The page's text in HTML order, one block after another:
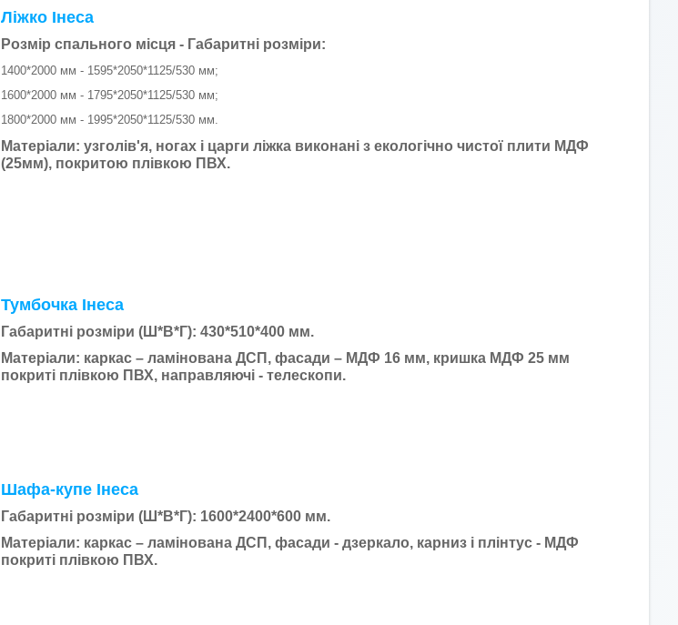
Ліжко Інеса
Розмір спального місця - Габаритні розміри:
1400*2000 мм - 1595*2050*1125/530 мм;
1600*2000 мм - 1795*2050*1125/530 мм;
1800*2000 мм - 1995*2050*1125/530 мм.
Матеріали: узголів'я, ногах і царги ліжка виконані з екологічно чистої плити МДФ
(25мм), покритою плівкою ПВХ.
Тумбочка Інеса
Габаритні розміри (Ш*В*Г): 430*510*400 мм.
Матеріали: каркас – ламінована ДСП, фасади – МДФ 16 мм, кришка МДФ 25 мм
покриті плівкою ПВХ, направляючі - телескопи.
Шафа-купе Інеса
Габаритні розміри (Ш*В*Г): 1600*2400*600 мм.
Матеріали: каркас – ламінована ДСП, фасади - дзеркало, карниз і плінтус - МДФ
покриті плівкою ПВХ.